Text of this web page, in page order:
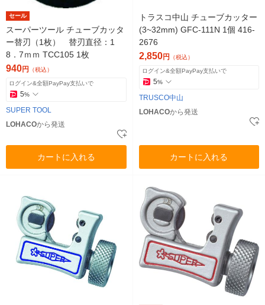
セール
スーパーツール チューブカッタ
ー替刃（1枚） 替刃直径：1
8．7ｍｍ TCC105 1枚
940円 （税込）
ログイン&全額PayPay支払いで
5%
SUPER TOOL
LOHACOから発送
カートに入れる
トラスコ中山 チューブカッター
(3~32mm) GFC-111N 1個 416-
2676
2,850円 （税込）
ログイン&全額PayPay支払いで
5%
TRUSCO中山
LOHACOから発送
カートに入れる